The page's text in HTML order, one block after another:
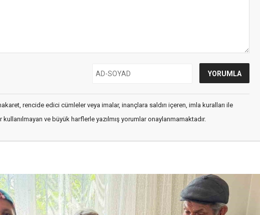
rencide edici cümleler veya imalar, inançlara saldırı içeren, imla kuralları ile
kullanılmayan ve büyük harflerle yazılmış yorumlar onaylanmamaktadır.